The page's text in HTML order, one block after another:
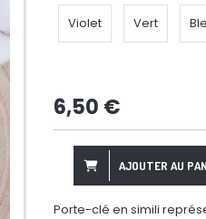
Violet Vert
6,50 €
AJOUTER AU
Porte-clé en simili